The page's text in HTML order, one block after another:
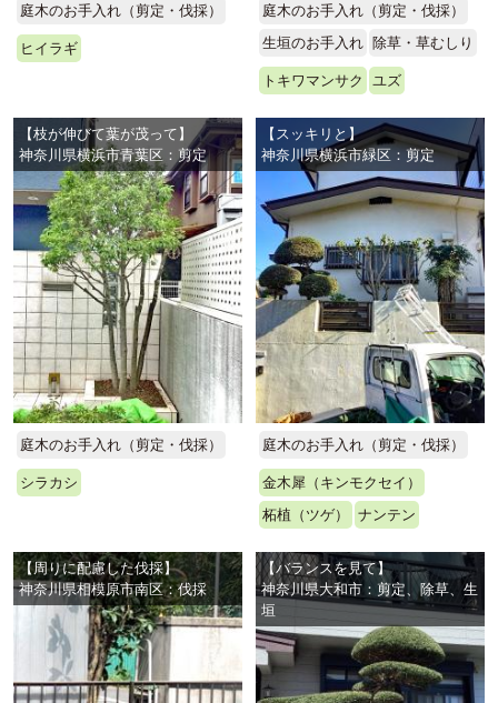
庭木のお手入れ（剪定・伐採）
ヒイラギ
庭木のお手入れ（剪定・伐採）
生垣のお手入れ 除草・草むしり
トキワマンサク ユズ
【枝が伸びて葉が茂って】
神奈川県横浜市青葉区：剪定
庭木のお手入れ（剪定・伐採）
シラカシ
【スッキリと】
神奈川県横浜市緑区：剪定
庭木のお手入れ（剪定・伐採）
金木犀（キンモクセイ）
柘植（ツゲ）
ナンテン
【周りに配慮した伐採】
神奈川県相模原市南区：伐採
【バランスを見て】
神奈川県大和市：剪定、除草、生
垣